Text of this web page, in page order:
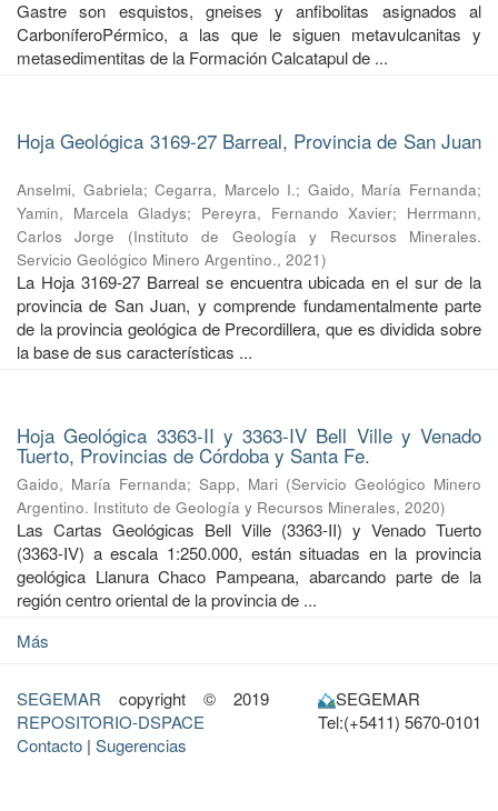
Gastre son esquistos, gneises y anfibolitas asignados al
CarboníferoPérmico, a las que le siguen metavulcanitas y
metasedimentitas de la Formación Calcatapul de ...
Hoja Geológica 3169-27 Barreal, Provincia de San Juan
Anselmi, Gabriela;Cegarra, Marcelo I.; Gaido, María Fernanda;
Yamin, Marcela Gladys; Pereyra, Fernando Xavier; Herrmann,
Carlos Jorge
(Instituto de Geología y Recursos Minerales.
Servicio Geológico Minero Argentino., 2021)
La Hoja 3169-27 Barreal se encuentra ubicada en el sur de la
provincia de San Juan, y comprende fundamentalmente parte
de la provincia geológica de Precordillera, que es dividida sobre
la base de sus características ...
Hoja Geológica 3363-II y 3363-IV Bell Ville y Venado
Tuerto, Provincias de Córdoba y Santa Fe.
Gaido, María Fernanda; Sapp, Mari (Servicio Geológico Minero
Argentino. Instituto de Geología y Recursos Minerales, 2020)
Las Cartas Geológicas Bell Ville (3363-II) y Venado Tuerto
(3363-IV) a escala 1:250.000, están situadas en la provincia
geológica Llanura Chaco Pampeana, abarcando parte de la
región centro oriental de la provincia de ...
Más
SEGEMAR copyright © 2019
REPOSITORIO-DSPACE
Contacto | Sugerencias
SEGEMAR
Tel:(+5411) 5670-0101